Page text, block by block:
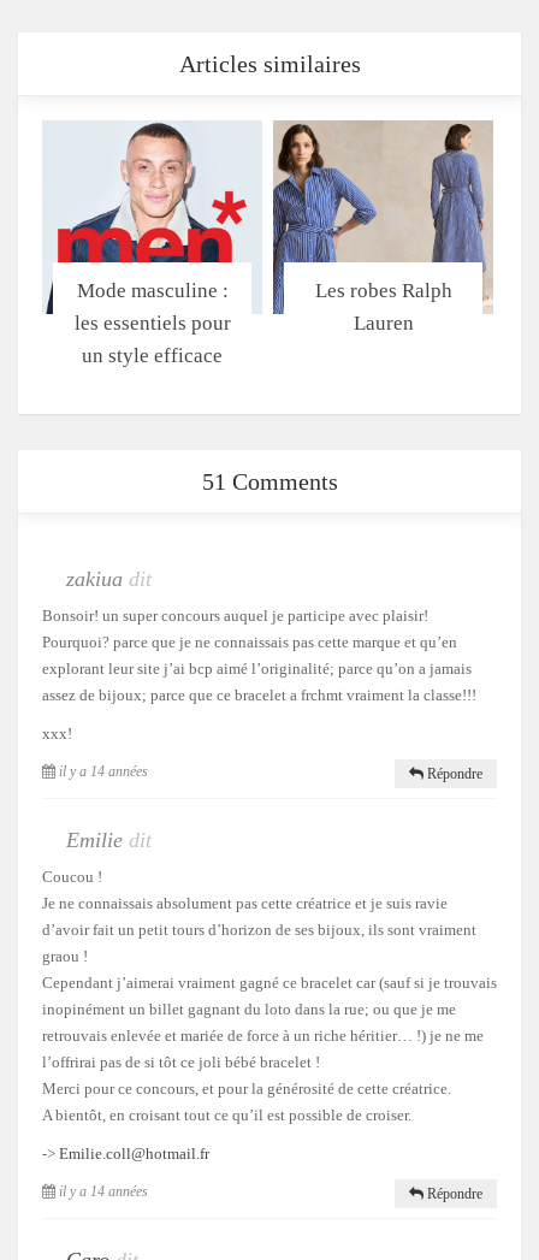
Articles similaires
Mode masculine :
les essentiels pour
un style efficace
Les robes Ralph
Lauren
51 Comments
zakiua dit
Bonsoir! un super concours auquel je participe avec plaisir!
Pourquoi? parce que je ne connaissais pas cette marque et qu’en
explorant leur site j’ai bcp aimé l’originalité; parce qu’on a jamais
assez de bijoux; parce que ce bracelet a frchmt vraiment la classe!!!
xxx!
il y a 14 années Répondre
Emilie dit
Coucou !
Je ne connaissais absolument pas cette créatrice et je suis ravie
d’avoir fait un petit tours d’horizon de ses bijoux, ils sont vraiment
graou !
Cependant j’aimerai vraiment gagné ce bracelet car (sauf si je trouvais
inopinément un billet gagnant du loto dans la rue; ou que je me
retrouvais enlevée et mariée de force à un riche héritier… !) je ne me
l’offrirai pas de si tôt ce joli bébé bracelet !
Merci pour ce concours, et pour la générosité de cette créatrice.
A bientôt, en croisant tout ce qu’il est possible de croiser.
-> Emilie.coll@hotmail.fr
il y a 14 années Répondre